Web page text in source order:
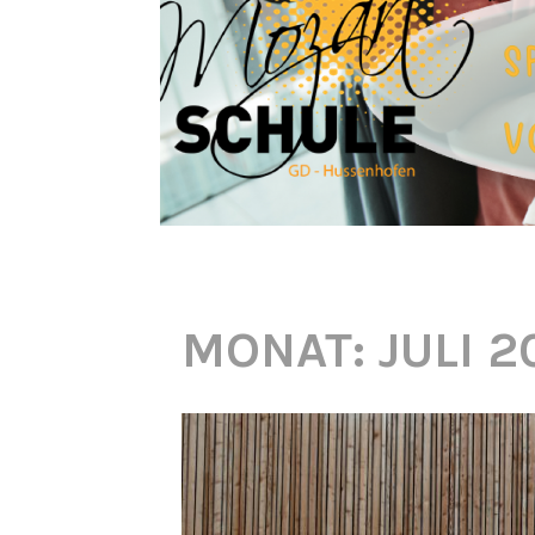
MONAT: JULI